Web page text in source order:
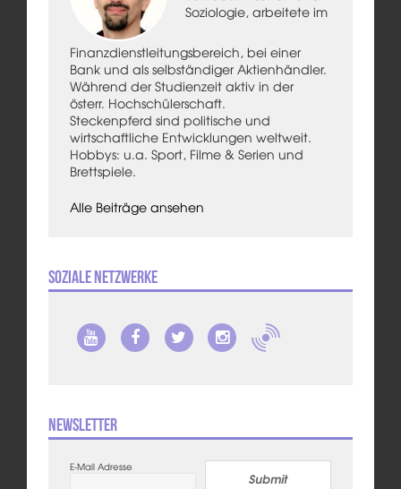
Soziologie, arbeitete im
Finanzdienstleitungsbereich, bei einer
Bank und als selbständiger Aktienhändler.
Während der Studienzeit aktiv in der
österr. Hochschülerschaft.
Steckenpferd sind politische und
wirtschaftliche Entwicklungen weltweit.
Hobbys: u.a. Sport, Filme & Serien und
Brettspiele.
Alle Beiträge ansehen
Soziale Netzwerke
Newsletter
E-Mail Adresse
Submit